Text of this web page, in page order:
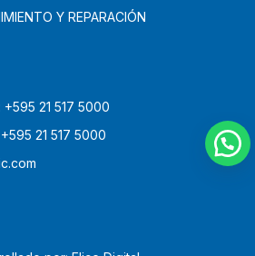
Y REPARACIÓN
21 517 5000
21 517 5000